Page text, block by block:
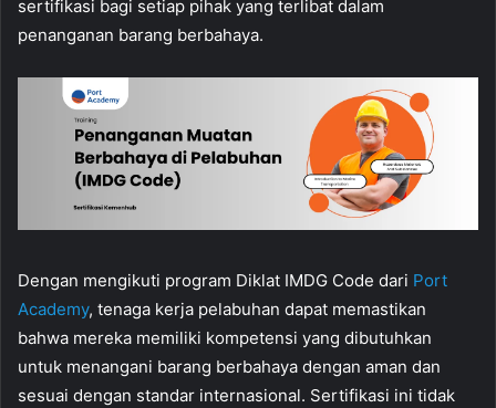
sertifikasi bagi setiap pihak yang terlibat dalam
penanganan barang berbahaya.
Dengan mengikuti program Diklat IMDG Code dari Port
Academy, tenaga kerja pelabuhan dapat memastikan
bahwa mereka memiliki kompetensi yang dibutuhkan
untuk menangani barang berbahaya dengan aman dan
sesuai dengan standar internasional. Sertifikasi ini tidak